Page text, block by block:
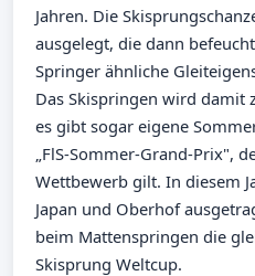
Jahren. Die
ausgelegt, die dann
Springer ähnliche
Das Skispringen wird damit
es gibt sogar eigene
„FlS-Sommer-Grand-Prix",
Wettbewerb gilt. In diesem
Japan und Oberhof
beim Mattenspringen die
Skisprung Weltcup.